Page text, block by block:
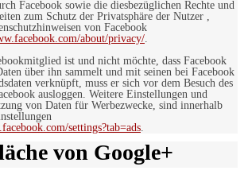
Facebook sowie die diesbezüglichen Rechte und
zum Schutz der Privatsphäre der Nutzer ,
von Facebook
about/privacy/.
ist und nicht möchte, dass Facebook
über ihn sammelt und mit seinen bei Facebook
verknüpft, muss er sich vor dem Besuch des
ausloggen. Weitere Einstellungen und
von Daten für Werbezwecke, sind innerhalb
settings?tab=ads.
von Google+